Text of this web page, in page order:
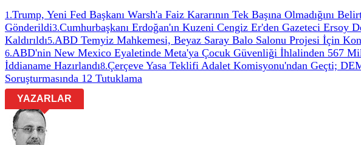
1 .Trump, Yeni Fed Başkanı Warsh'a Faiz Kararının Tek Başına Olmadığını
Gönderildi3.Cumhurbaşkanı Erdoğan'ın Kuzeni Cengiz Er'den Gazeteci Ersoy
Kaldırıldı5.ABD Temyiz Mahkemesi, Beyaz Saray Balo Salonu Projesi İçin
6.ABD'nin New Mexico Eyaletinde Meta'ya Çocuk Güvenliği İhlalinden 567
İddianame Hazırlandı8.Çerçeve Yasa Teklifi Adalet Komisyonu'ndan Geçti;
Soruşturmasında 12 Tutuklama
YAZARLAR